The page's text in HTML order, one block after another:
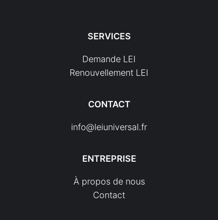
SERVICES
Demande LEI
Renouvellement LEI
CONTACT
info@leiuniversal.fr
ENTREPRISE
À propos de nous
Contact